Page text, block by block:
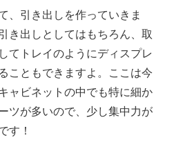
05:53
08:14
作る 14:31
19:04
、引き出しを作っていきま
き出しとしてはもちろん、取
てトレイのようにディスプレ
こともできますよ。ここは今
ャビネットの中でも特に細か
ツが多いので、少し集中力が
す！